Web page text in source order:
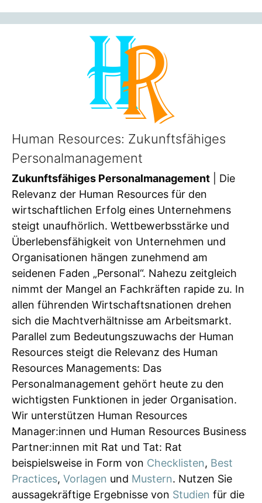
Human Resources: Zukunftsfähiges
Personalmanagement
Zukunftsfähiges Personalmanagement | Die
Relevanz der Human Resources für den
wirtschaftlichen Erfolg eines Unternehmens
steigt unaufhörlich. Wettbewerbsstärke und
Überlebensfähigkeit von Unternehmen und
Organisationen hängen zunehmend am
seidenen Faden „Personal“. Nahezu zeitgleich
nimmt der Mangel an Fachkräften rapide zu. In
allen führenden Wirtschaftsnationen drehen
sich die Machtverhältnisse am Arbeitsmarkt.
Parallel zum Bedeutungszuwachs der Human
Resources steigt die Relevanz des Human
Resources Managements: Das
Personalmanagement gehört heute zu den
wichtigsten Funktionen in jeder Organisation.
Wir unterstützen Human Resources
Manager:innen und Human Resources Business
Partner:innen mit Rat und Tat: Rat
beispielsweise in Form von Checklisten, Best
Practices, Vorlagen und Mustern. Nutzen Sie
aussagekräftige Ergebnisse von Studien für die